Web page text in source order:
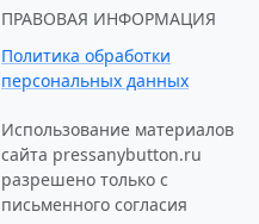
ПРАВОВАЯ ИНФОРМАЦИЯ
Политика обработки
персональных данных
Использование материалов
сайта pressanybutton.ru
разрешено только c
письменного согласия